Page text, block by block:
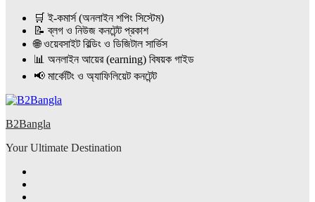
🛒 ই-কমার্স (অনলাইন শপিং সিস্টেম)
📝 ব্লগ ও নিউজ কনটেন্ট প্রকাশ
🌐 ওয়েবসাইট বিল্ডিং ও ডিজিটাল সার্ভিস
📊 অনলাইন আয়ের (earning) বিষয়ক গাইড
📢 মার্কেটিং ও অ্যাফিলিয়েট কনটেন্ট
B2Bangla
Your Ultimate Destination